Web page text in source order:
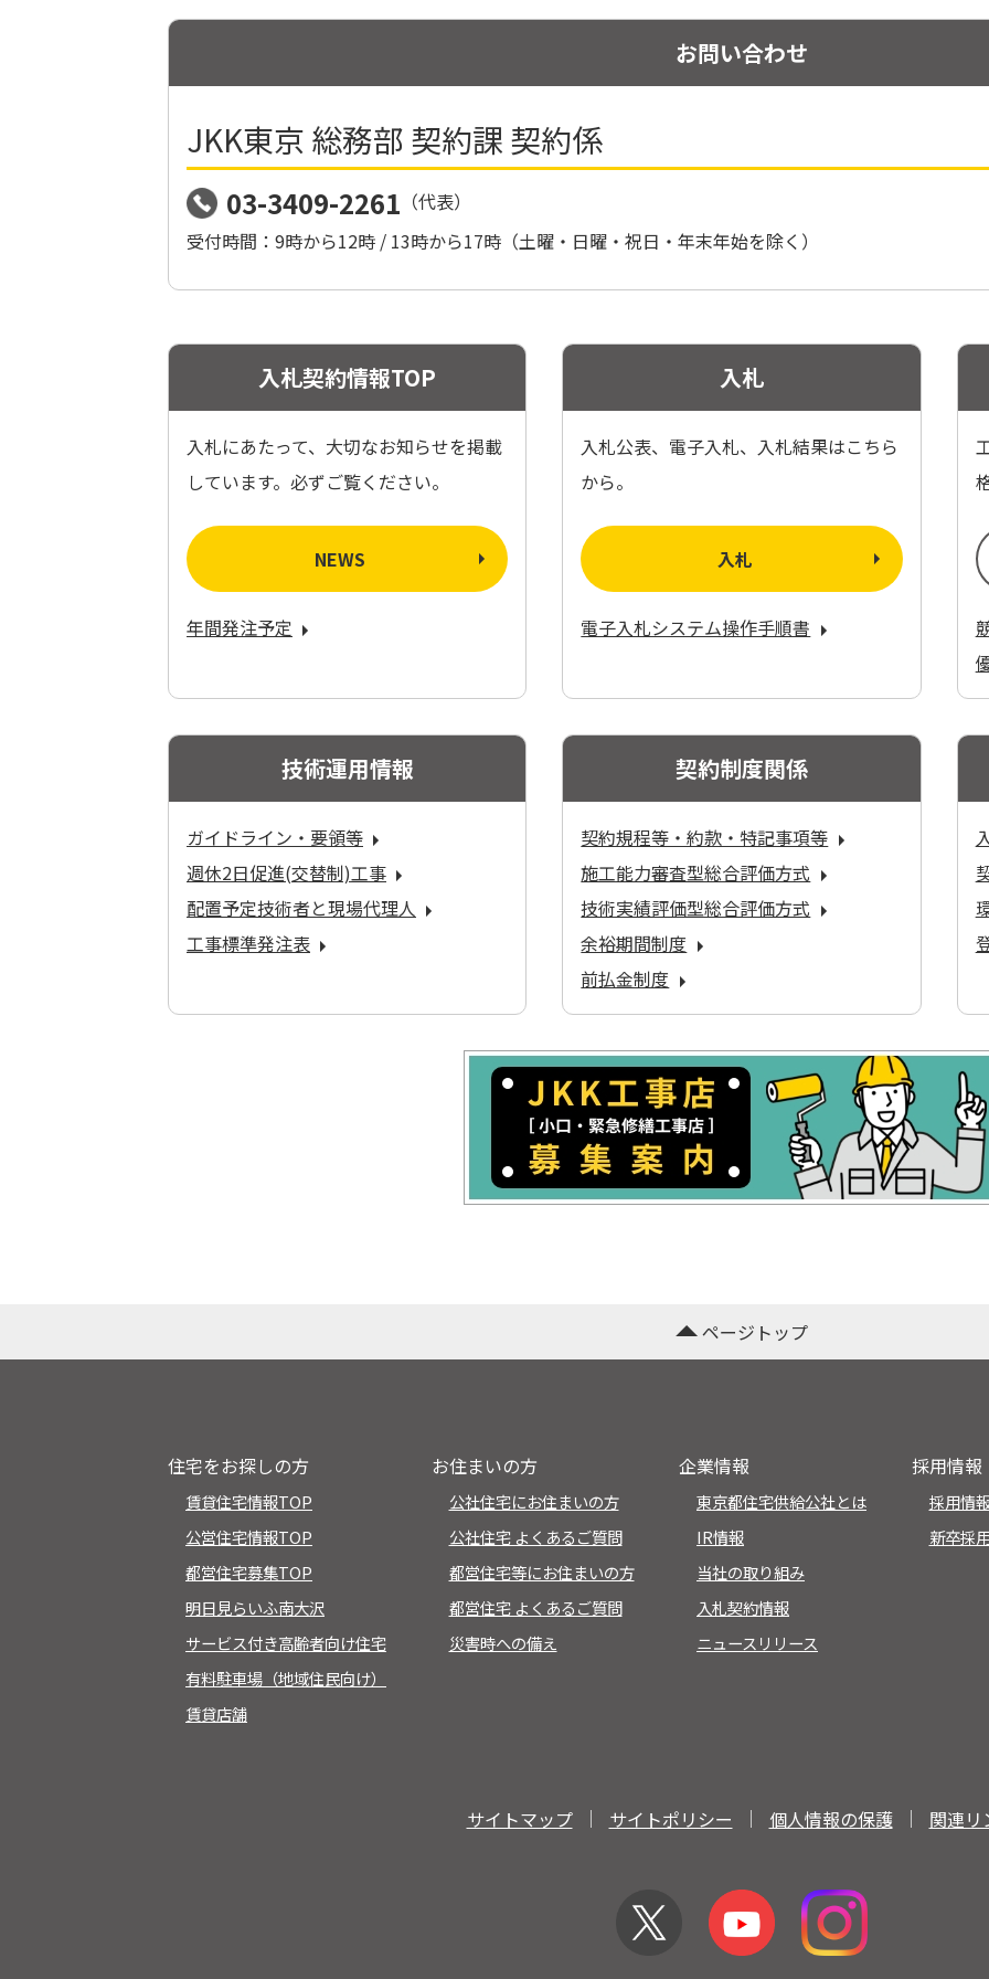
お問い合わせ
JKK東京 総務部 契約課 契約係
03-3409-2261 （代表）
受付時間：9時から12時 / 13時から17時（土曜・日曜・祝日・年末年始を除く）
入札契約情報TOP
入札にあたって、大切なお知らせを掲載
しています。必ずご覧ください。
NEWS
年間発注予定
入札
入札公表、電子入札、入札結果はこちら
から。
入札
電子入札システム操作手順書
技術運用情報
ガイドライン・要領等
週休2日促進(交替制)工事
配置予定技術者と現場代理人
工事標準発注表
契約制度関係
契約規程等・約款・特記事項等
施工能力審査型総合評価方式
技術実績評価型総合評価方式
余裕期間制度
前払金制度
ページトップ
住宅をお探しの方
賃貸住宅情報TOP
公営住宅情報TOP
都営住宅募集TOP
明日見らいふ南大沢
サービス付き高齢者向け住宅
有料駐車場（地域住民向け）
賃貸店舗
お住まいの方
公社住宅にお住まいの方
公社住宅 よくあるご質問
都営住宅等にお住まいの方
都営住宅 よくあるご質問
災害時への備え
企業情報
東京都住宅供給公社とは
IR情報
当社の取り組み
入札契約情報
ニュースリリース
採用情報
採用情
新卒採
サイトマップ サイトポリシー 個人情報の保護 関連リ